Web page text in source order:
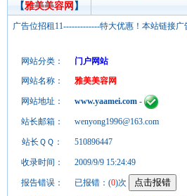
【雅美美容网 】
广告位招租11-------------特大优惠！本站链接
网站分类：
门户网站
网站名称：
雅美美容网
网站地址： www.yaamei.com -
站长邮箱： wenyong1996@163.com
站长ＱＱ： 510896447
收录时间： 2009/9/9 15:24:49
报告错误： 已报错：(0)次